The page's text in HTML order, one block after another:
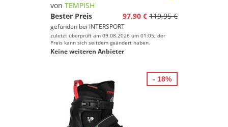
von TEMPISH
Bester Preis
97,90 € 119,95 €
gefunden bei INTERSPORT
zuletzt überprüft am 09.08.2026 um 01:05; der
Preis kann sich seitdem geändert haben.
Keine weiteren Anbieter
- 18%